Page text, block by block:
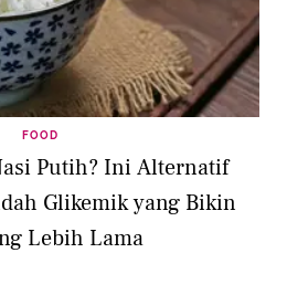
FOOD
Putih? Ini Alternatif
Glikemik yang Bikin
Lebih Lama